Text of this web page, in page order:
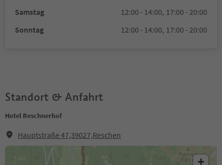
Samstag
12:00 - 14:00, 17:00 - 20:00
Sonntag
12:00 - 14:00, 17:00 - 20:00
Standort & Anfahrt
Hotel Reschnerhof
Hauptstraße 47,39027,Reschen
+